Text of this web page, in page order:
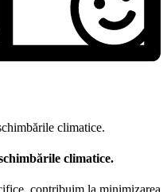
climatice.